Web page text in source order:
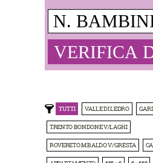
TUTTI VALLE DI LEDRO
TRENTO BONDONE V/LAGHI
ROVERETO M.BALDO V/GRESTA